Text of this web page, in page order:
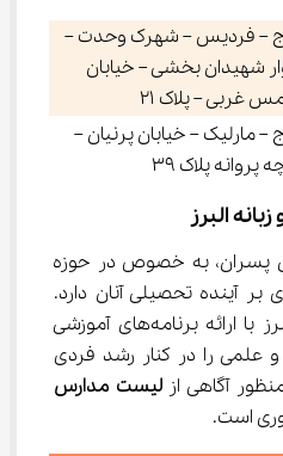
– فردیس – شهرک وحدت –
شهیدان بخشی – خیابان
غربی – پلاک ۲۱
– مارلیک – خیابان پرنیان –
پروانه پلاک 39
البرز
پسران، به خصوص در حوزه
بر آینده تحصیلی آنان دارد.
مدارس پسرانه دو زبانه البرز با ارائه برنامه‌های آموزشی
زبانی و علمی را در کنار رشد فردی
لیست مدارس
است.